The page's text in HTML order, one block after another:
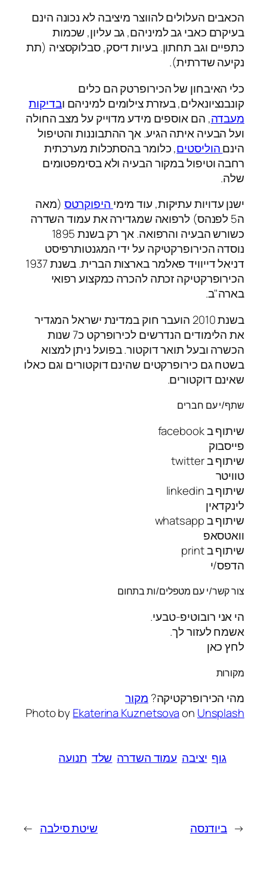
הכאבים העלולים להווצר מיציבה לא נכונה הינם
בעיקרם כאבי גב למיניהם, גב עליון, שכמות
כתפיים וגב תחתון. בעיות דיסק, סבלוקסציה (תת
נקיעה שדרתית).
כלי האיבחון של הכירופרטק הם כלים
קונבנציונאלים, בעזרת צילומים למיניהם ובדיקות
מעבדה, הם אוספים מידע מדוייק על מצב החולה
ועל הבעיה איתה הגיע. אך ההתבוננות והטיפול
הינםהוליסטים, כלומר בהסתכלות מערכתית
רחבה וטיפול במקור הבעיה ולא בסימפטומים
שלה.
ישנן עדויות עתיקות, עוד מימי היפוקרטס (מאה
ה5 לפנהס) לרפואה שמגדירה את עמוד השדרה
כשורש הבעיה והרפואה. אך רק בשנת 1895
נוסדה הכירופרקטיקה על ידי המגנטותרפיסט
דניאל דייוויד פאלמר בארצות הברית. בשנת 1937
הכירופרקטיקה זכתה להכרה כמקצוע רפואי
בארה"ב.
בשנת 2010 הועבר חוק במדינת ישראל המגדיר
את הלימודים הנדרשים לכירופרקט כ7 שנות
הכשרה ובעל תואר דוקטור. בפועל ניתן למצוא
בשטח גם כירופרקטים שהינם דוקטורים וגם כאלו
שאינם דוקטורים.
שתף/י עם חברים
שיתוף ב facebook
פייסבוק
שיתוף ב twitter
טוויטר
שיתוף ב linkedin
לינקדאין
שיתוף ב whatsapp
וואטסאפ
שיתוף ב print
הדפס/י
צור קשר/י עם מטפלים/ות בתחום
הי אני רובוטיפ-טבעי.
אשמח לעזור לך.
לחץ כאן
מקורות
מהי הכירופרקטיקה? מקור
Photo by Ekaterina Kuznetsovaon Unsplash
גוף יציבה עמוד השדרה שלד תנועה
← ביודנסה שיטת סילבה →